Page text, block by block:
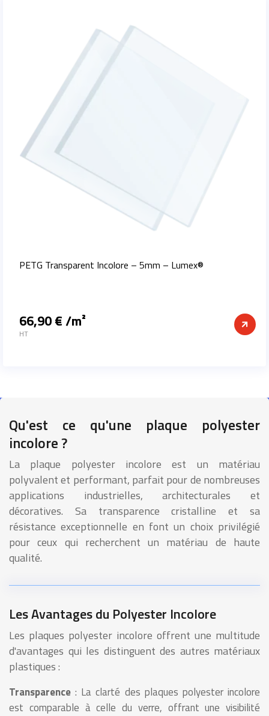
PETG Transparent Incolore – 5mm – Lumex®
Prix
66,90 € /m²
HT
Qu'est ce qu'une plaque polyester
incolore ?
La plaque polyester incolore est un matériau
polyvalent et performant, parfait pour de nombreuses
applications industrielles, architecturales et
décoratives. Sa transparence cristalline et sa
résistance exceptionnelle en font un choix privilégié
pour ceux qui recherchent un matériau de haute
qualité.
Les Avantages du Polyester Incolore
Les plaques polyester incolore offrent une multitude
d'avantages qui les distinguent des autres matériaux
plastiques :
Transparence : La clarté des plaques polyester incolore
est comparable à celle du verre, offrant une visibilité